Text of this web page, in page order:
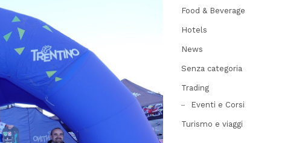
Food & Beverage
Hotels
News
Senza categoria
Trading
Eventi e Corsi
Turismo e viaggi